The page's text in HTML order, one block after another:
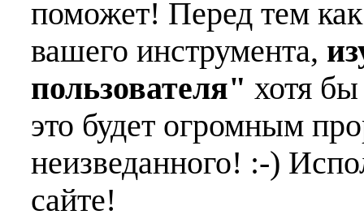
поможет! Перед тем
вашего инструмента,
пользователя" хотя
это будет огромным
неизведанного! :-)
сайте!